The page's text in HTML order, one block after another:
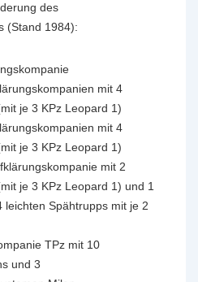
des
(Stand 1984):
mit 4
je 3 KPz Leopard 1)
mit 4
je 3 KPz Leopard 1)
mit 2
je 3 KPz Leopard 1) und 1
leichten Spähtrupps mit je 2
TPz mit 10
und 3